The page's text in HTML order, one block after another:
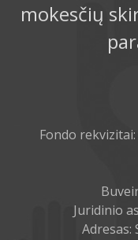
mokesčių
Fondo
Juridinio
Adresas: